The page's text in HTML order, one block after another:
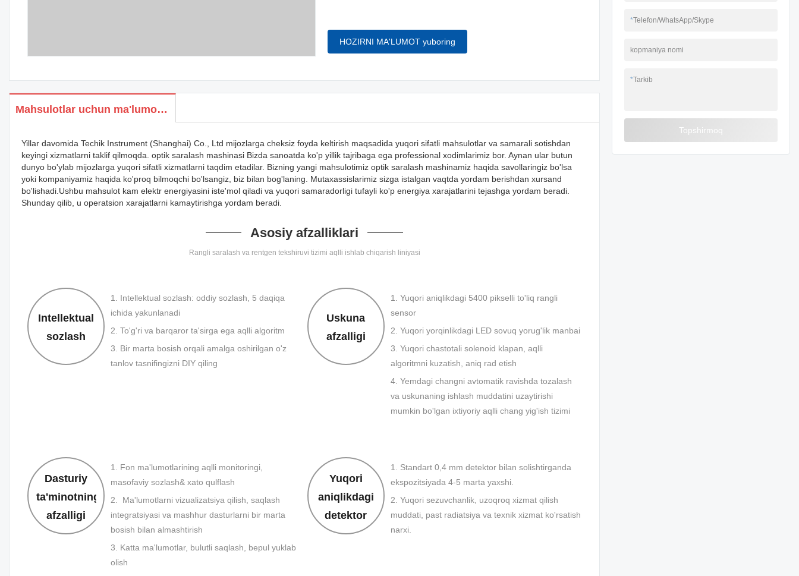
HOZIRNI MA'LUMOT yuboring
Mahsulotlar uchun ma'lumotlar
Yillar davomida Techik Instrument (Shanghai) Co., Ltd mijozlarga cheksiz foyda keltirish maqsadida yuqori sifatli mahsulotlar va samarali sotishdan
keyingi xizmatlarni taklif qilmoqda. optik saralash mashinasi Bizda sanoatda ko'p yillik tajribaga ega professional xodimlarimiz bor. Aynan ular butun
dunyo bo'ylab mijozlarga yuqori sifatli xizmatlarni taqdim etadilar. Bizning yangi mahsulotimiz optik saralash mashinamiz haqida savollaringiz bo'lsa
yoki kompaniyamiz haqida ko'proq bilmoqchi bo'lsangiz, biz bilan bog'laning. Mutaxassislarimiz sizga istalgan vaqtda yordam berishdan xursand
bo'lishadi.Ushbu mahsulot kam elektr energiyasini iste'mol qiladi va yuqori samaradorligi tufayli ko'p energiya xarajatlarini tejashga yordam beradi.
Shunday qilib, u operatsion xarajatlarni kamaytirishga yordam beradi.
Asosiy afzalliklari
Rangli saralash va rentgen tekshiruvi tizimi aqlli ishlab chiqarish liniyasi
Intellektual
sozlash
1. Intellektual sozlash: oddiy sozlash, 5 daqiqa
ichida yakunlanadi
2. To'g'ri va barqaror ta'sirga ega aqlli algoritm
3. Bir marta bosish orqali amalga oshirilgan o'z
tanlov tasnifingizni DIY qiling
Uskuna
afzalligi
1. Yuqori aniqlikdagi 5400 pikselli to'liq rangli
sensor
2. Yuqori yorqinlikdagi LED sovuq yorug'lik manbai
3. Yuqori chastotali solenoid klapan, aqlli
algoritmni kuzatish, aniq rad etish
4. Yemdagi changni avtomatik ravishda tozalash
va uskunaning ishlash muddatini uzaytirishi
mumkin bo'lgan ixtiyoriy aqlli chang yig'ish tizimi
Dasturiy
ta'minotning
afzalligi
1. Fon ma'lumotlarining aqlli monitoringi,
masofaviy sozlash& xato qulflash
2. Ma'lumotlarni vizualizatsiya qilish, saqlash
integratsiyasi va mashhur dasturlarni bir marta
bosish bilan almashtirish
3. Katta ma'lumotlar, bulutli saqlash, bepul yuklab
olish
Yuqori
aniqlikdagi
detektor
1. Standart 0,4 mm detektor bilan solishtirganda
ekspozitsiyada 4-5 marta yaxshi.
2. Yuqori sezuvchanlik, uzoqroq xizmat qilish
muddati, past radiatsiya va texnik xizmat ko'rsatish
narxi.
*Telefon/WhatsApp/Skype
kopmaniya nomi
*Tarkib
Topshirmoq